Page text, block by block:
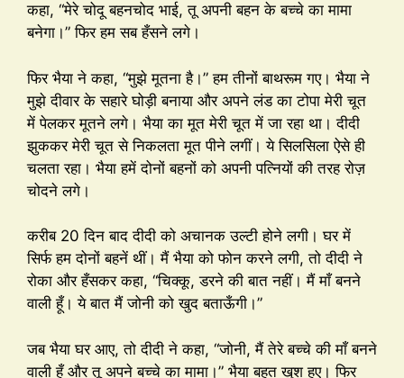
कहा, “मेरे चोदू बहनचोद भाई, तू अपनी बहन के बच्चे का मामा
बनेगा।” फिर हम सब हँसने लगे।
फिर भैया ने कहा, “मुझे मूतना है।” हम तीनों बाथरूम गए। भैया ने
मुझे दीवार के सहारे घोड़ी बनाया और अपने लंड का टोपा मेरी चूत
में पेलकर मूतने लगे। भैया का मूत मेरी चूत में जा रहा था। दीदी
झुककर मेरी चूत से निकलता मूत पीने लगीं। ये सिलसिला ऐसे ही
चलता रहा। भैया हमें दोनों बहनों को अपनी पत्नियों की तरह रोज़
चोदने लगे।
करीब 20 दिन बाद दीदी को अचानक उल्टी होने लगी। घर में
सिर्फ हम दोनों बहनें थीं। मैं भैया को फोन करने लगी, तो दीदी ने
रोका और हँसकर कहा, “चिक्कू, डरने की बात नहीं। मैं माँ बनने
वाली हूँ। ये बात मैं जोनी को खुद बताऊँगी।”
जब भैया घर आए, तो दीदी ने कहा, “जोनी, मैं तेरे बच्चे की माँ बनने
वाली हूँ और तू अपने बच्चे का मामा।” भैया बहुत खुश हुए। फिर